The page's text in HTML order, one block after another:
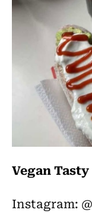
Vegan Tasty
Instagram: